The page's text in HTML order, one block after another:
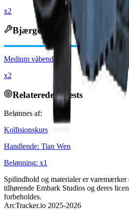
x2
Bjærges til
Medium våbendele
x2
Relaterede Quests
Belønnes af:
Kollisionskurs
Handlende: Tian Wen
Belønning: x1
Spilindhold og materialer er varemærker
tilhørende Embark Studios og deres
forbeholdes.
ArcTracker.io 2025-2026